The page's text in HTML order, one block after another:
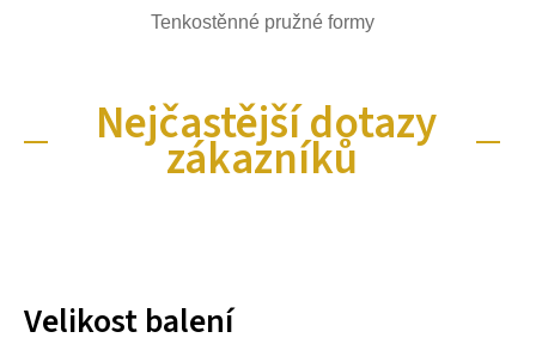
Tenkostěnné pružné formy
Nejčastější dotazy
zákazníků
Velikost balení